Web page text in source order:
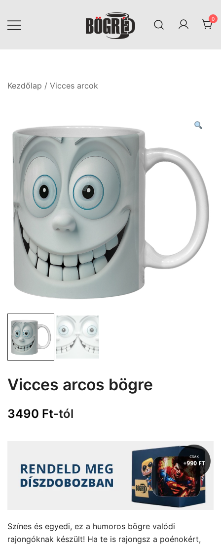
content
Bögréd
0
Kezdőlap / Vicces arcok
Vicces arcos bögre
3490 Ft-tól
Színes és egyedi, ez a humoros bögre valódi
rajongóknak készült! Ha te is rajongsz a poénokért,